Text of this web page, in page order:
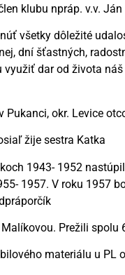
klubu npráp. v.v.
všetky dôležité
dní šťastných,
dar od života
okr. Levice
žije sestra Katka
1943- 1952
1957. V roku 1957
Prežili
materiálu u PL